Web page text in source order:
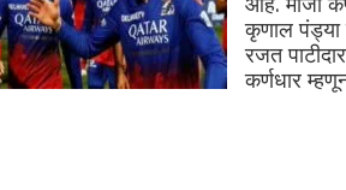
कृणाल पंड्या
रजत
कर्णधार